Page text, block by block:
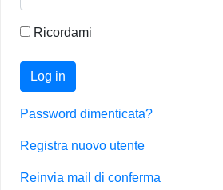
Ricordami
Log in
Password dimenticata?
Registra nuovo utente
Reinvia mail di conferma